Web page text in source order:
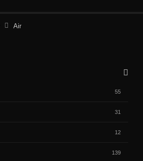
Air
55
31
12
139